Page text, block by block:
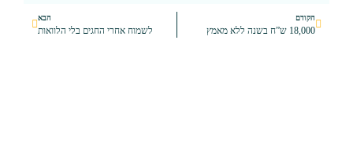
לשמוח אחרי החגים בלי הלוואות